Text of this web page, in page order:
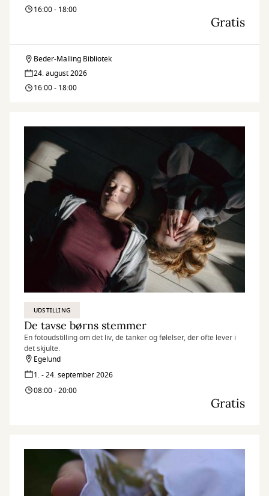
16:00 - 18:00
Gratis
Kreaklubben
Beder-Malling Bibliotek
24. august 2026
16:00 - 18:00
UDSTILLING
De tavse børns stemmer
En fotoudstilling om det liv, de tanker og følelser, der ofte lever i
det skjulte.
Egelund
1. - 24. september 2026
08:00 - 20:00
Gratis